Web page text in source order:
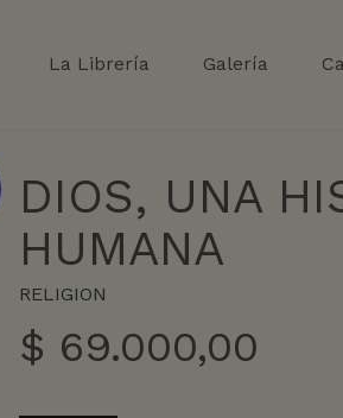
La Librería Galería
DIOS, UNA
HUMANA
RELIGION
$ 69.000,00